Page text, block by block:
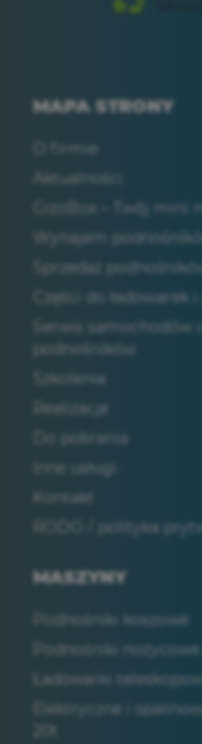
MAPA STRONY
O firmie
Aktualności
GizoBox – Twój mini
Wynajem
Sprzedaż
Części do
Serwis samochodów
podnośników
Szkolenia
Realizacje
Do pobrania
Inne usługi
Kontakt
RODO / polityka
MASZYNY
Podnośniki koszowe
Podnośniki nożycowe
Ładowarki
Elektryczne i